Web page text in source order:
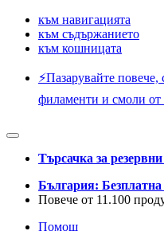
към навигацията
към съдържанието
към кошницата
⚡️Пазарувайте
филаменти и смоли от
Търсачка за
България: Безплатна
Повече от 11.100
Помощ